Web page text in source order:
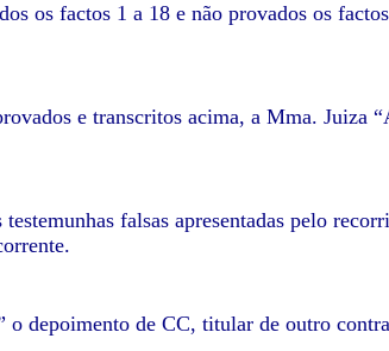
os factos 1 a 18 e não provados os
e transcritos acima, a Mma. Juiza
falsas apresentadas pelo
o depoimento de CC, titular de outro